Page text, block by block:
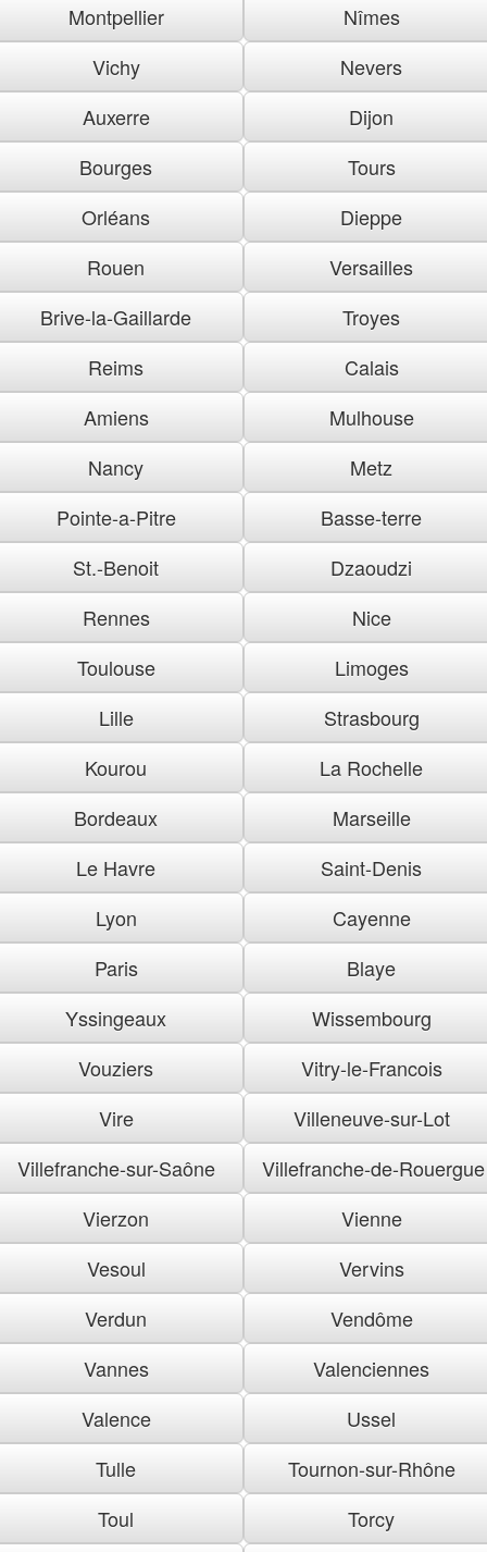
Montpellier
Nîmes
Vichy
Nevers
Auxerre
Dijon
Bourges
Tours
Orléans
Dieppe
Rouen
Versailles
Brive-la-Gaillarde
Troyes
Reims
Calais
Amiens
Mulhouse
Nancy
Metz
Pointe-a-Pitre
Basse-terre
St.-Benoit
Dzaoudzi
Rennes
Nice
Toulouse
Limoges
Lille
Strasbourg
Kourou
La Rochelle
Bordeaux
Marseille
Le Havre
Saint-Denis
Lyon
Cayenne
Paris
Blaye
Yssingeaux
Wissembourg
Vouziers
Vitry-le-Francois
Vire
Villeneuve-sur-Lot
Villefranche-sur-Saône
Villefranche-de-Rouergue
Vierzon
Vienne
Vesoul
Vervins
Verdun
Vendôme
Vannes
Valenciennes
Valence
Ussel
Tulle
Tournon-sur-Rhône
Toul
Torcy